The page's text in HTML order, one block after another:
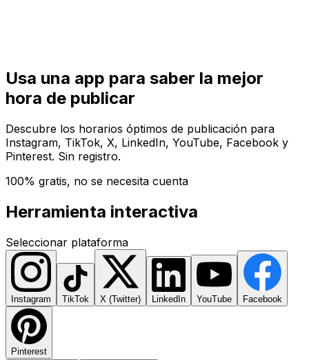
Usa una app para saber la mejor
hora de publicar
Descubre los horarios óptimos de publicación para
Instagram, TikTok, X, LinkedIn, YouTube, Facebook y
Pinterest. Sin registro.
100% gratis, no se necesita cuenta
Herramienta interactiva
Seleccionar plataforma
Instagram TikTok X (Twitter) LinkedIn YouTube Facebook
Pinterest